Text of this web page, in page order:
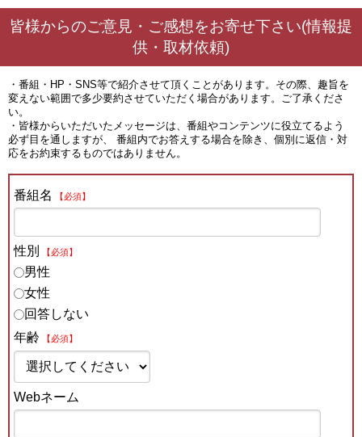
皆様からのご意見・ご感想をお寄せ下さい(情報提
供・取材依頼)
・番組・HP・SNS等で紹介させて頂くことがあります。その際、趣旨を
変えない範囲で多少要約させていただく場合があります。ご了承くださ
い。
・皆様からいただいたメッセージは、番組やコンテンツに役立てるよう
必ず目を通しますが、 番組内でお答えする場合を除き、個別に返信・対
応をお約束するものではありません。
番組名 【必須】
性別 【必須】
男性
女性
回答しない
年齢
【必須】
Webネーム